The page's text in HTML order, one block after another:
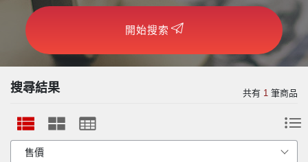
歐洲之旅
頂尖世界
二人成行
開始搜索
搜尋結果 共有 1 筆商品